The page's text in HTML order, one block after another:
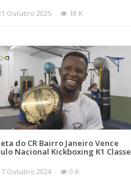
Outubro 2025 18 K
do CR Bairro Janeiro Vence
Nacional Kickboxing K1 Classe
Outubro 2024 0 K